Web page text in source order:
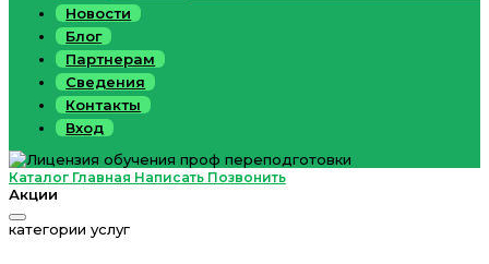
Новости
Блог
Партнерам
Сведения
Контакты
Вход
Каталог Главная Написать Позвонить
Акции
категории услуг